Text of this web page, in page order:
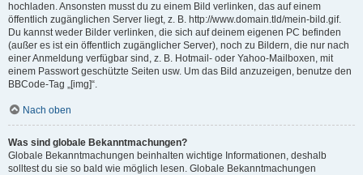
hochladen. Ansonsten musst du zu einem Bild verlinken, das auf einem
öffentlich zugänglichen Server liegt, z. B. http://www.domain.tld/mein-bild.gif.
Du kannst weder Bilder verlinken, die sich auf deinem eigenen PC befinden
(außer es ist ein öffentlich zugänglicher Server), noch zu Bildern, die nur nach
einer Anmeldung verfügbar sind, z. B. Hotmail- oder Yahoo-Mailboxen, mit
einem Passwort geschützte Seiten usw. Um das Bild anzuzeigen, benutze den
BBCode-Tag „[img]“.
Nach oben
Was sind globale Bekanntmachungen?
Globale Bekanntmachungen beinhalten wichtige Informationen, deshalb
solltest du sie so bald wie möglich lesen. Globale Bekanntmachungen